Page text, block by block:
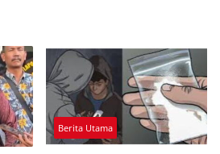
Berita Utama